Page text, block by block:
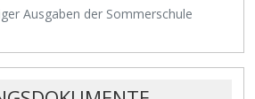
Ausgaben der Sommerschule